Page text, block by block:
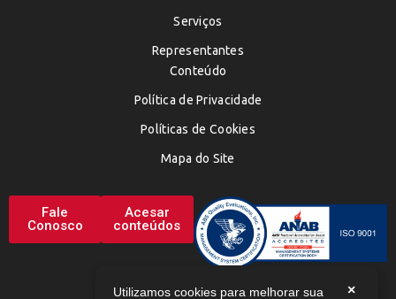
Serviços
Representantes
Conteúdo
Política de Privacidade
Políticas de Cookies
Mapa do Site
Fale
Conosco
Acesar
conteúdos
×
Utilizamos cookies para melhorar sua